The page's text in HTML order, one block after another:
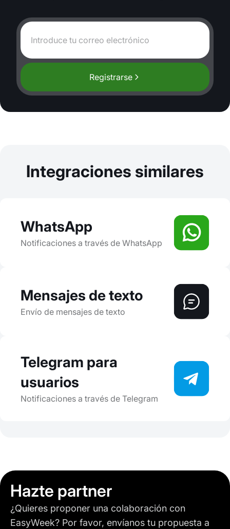
Registrarse
Integraciones similares
WhatsApp
Notificaciones a través de WhatsApp
Mensajes de texto
Envío de mensajes de texto
Telegram para
usuarios
Notificaciones a través de Telegram
Hazte partner
¿Quieres proponer una colaboración con
EasyWeek? Por favor, envíanos tu propuesta a